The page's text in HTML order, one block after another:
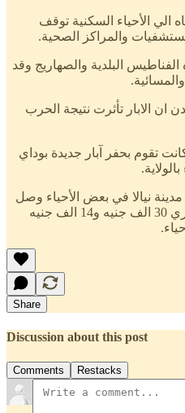
الي الأحياء السكنية توقف
والمراكز الصحية.
البلدية والصهاريج وقد
ان الابار تأثرت نتيجة الحرب
تقوم بحفر آبار جديدة بوداي
نيالا في بعض الأحياء وصل
الي 8 الف جنيه بينما في أحياء اخري 30 الف جنيه و14 الف جنيه
Share
Discussion about this post
Comments Restacks